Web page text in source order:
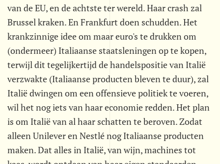
van de EU, en de achtste ter wereld. Haar crash zal
Brussel kraken. En Frankfurt doen schudden. Het
krankzinnige idee om maar euro's te drukken om
(ondermeer) Italiaanse staatsleningen op te kopen,
terwijl dit tegelijkertijd de handelspositie van Italië
verzwakte (Italiaanse producten bleven te duur), zal
Italië dwingen om een offensieve politiek te voeren,
wil het nog iets van haar economie redden. Het plan
is om Italië van al haar schatten te beroven. Zodat
alleen Unilever en Nestlé nog Italiaanse producten
maken. Dat alles in Italië, van wijn, machines tot